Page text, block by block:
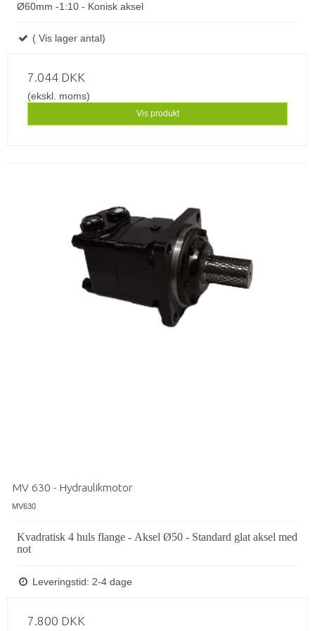
Ø60mm -1:10 - Konisk aksel
( Vis lager antal)
7.044 DKK
(ekskl. moms)
Vis produkt
MV 630 - Hydraulikmotor
MV630
Kvadratisk 4 huls flange - Aksel Ø50 - Standard glat aksel med
not
Leveringstid: 2-4 dage
7.800 DKK